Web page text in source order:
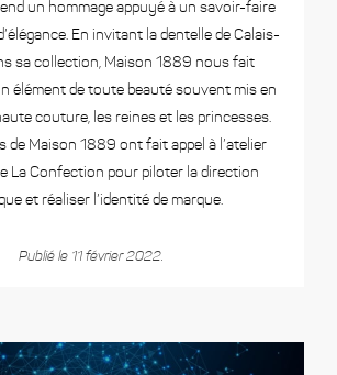
un hommage appuyé à un savoir-faire
En invitant la dentelle de Calais-
sa collection, Maison 1889 nous fait
élément de toute beauté souvent mis en
couture, les reines et les princesses.
de Maison 1889 ont fait appel à l’atelier
La Confection pour piloter la direction
et réaliser l’identité de marque.
Publié le 11 février 2022.